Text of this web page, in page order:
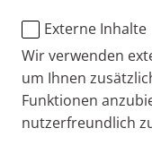
Externe Inhalte
Wir verwenden
um Ihnen
Funktionen
nutzerfreundlich